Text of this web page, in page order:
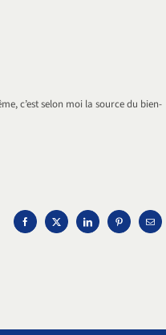
c’est selon moi la source du bien-